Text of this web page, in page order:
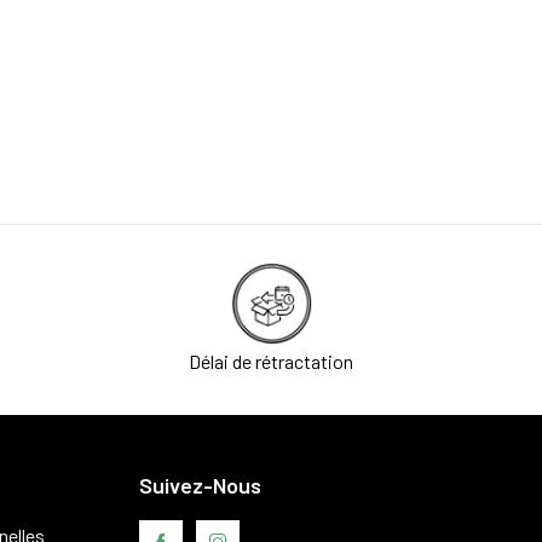
Délai de rétractation
Suivez-Nous